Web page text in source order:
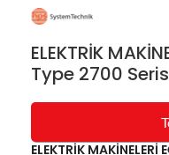
ELEKTRİK
Type 2700
ELEKTRİK